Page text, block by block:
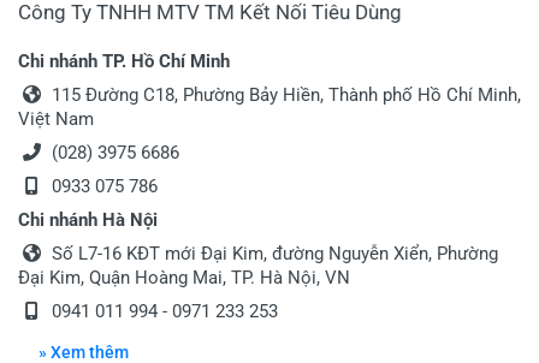
Công Ty TNHH MTV TM Kết Nối Tiêu Dùng
Chi nhánh TP. Hồ Chí Minh
115 Đường C18, Phường Bảy Hiền, Thành phố Hồ Chí Minh,
Việt Nam
(028) 3975 6686
0933 075 786
Chi nhánh Hà Nội
Số L7-16 KĐT mới Đại Kim, đường Nguyễn Xiển, Phường
Đại Kim, Quận Hoàng Mai, TP. Hà Nội, VN
0941 011 994 - 0971 233 253
» Xem thêm